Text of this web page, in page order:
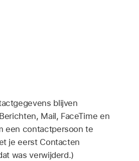
blijven
Mail, FaceTime en
een contactpersoon te
je eerst Contacten
was verwijderd.)